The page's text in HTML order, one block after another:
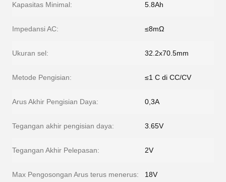
Kapasitas Minimal: 5.8Ah
Impedansi AC: ≤8mΩ
Ukuran sel: 32.2x70.5mm
Metode Pengisian: ≤1 C di CC/CV
Arus Akhir Pengisian Daya: 0,3A
Tegangan akhir pengisian daya: 3.65V
Tegangan Akhir Pelepasan: 2V
Max Pengosongan Arus terus menerus: 18V